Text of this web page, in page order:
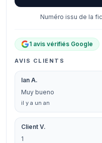
Numéro issu de la
1 avis vérifiés Google
AVIS CLIENTS
Ian A.
Muy bueno
il y a un an
Client V.
1